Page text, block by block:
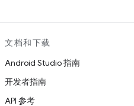
文档和下载
Android Studio 指南
开发者指南
API 参考